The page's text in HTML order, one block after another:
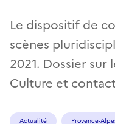
Le dispositif de
scènes
2021. Dossier
Culture et
Actualité Provence-